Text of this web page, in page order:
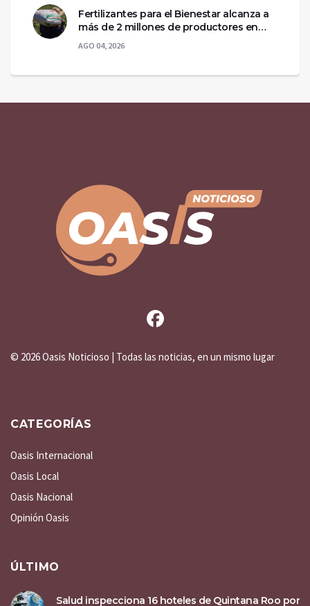
Fertilizantes para el Bienestar alcanza a
más de 2 millones de productores en
México
AGO 04, 2026
© 2026 Oasis Noticioso | Todas las noticias, en un mismo lugar
CATEGORÍAS
Oasis Internacional
Oasis Local
Oasis Nacional
Opinión Oasis
ÚLTIMO
Salud inspecciona 16 hoteles de Quintana Roo por